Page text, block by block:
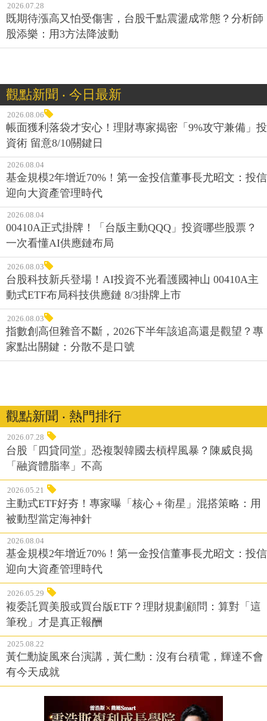
2026.07.28
既期待漲高又怕受傷害，台股千點震盪成常態？分析師
股添樂：用3方法降波動
觀點新聞 ‧ 今日最新
2026.08.06
帳面獲利落袋才安心！理財專家揭密「9%攻守兼備」投
資術 留意8/10關鍵日
2026.08.04
基金規模2年增近70%！第一金投信董事長尤昭文：投信
迎向大資產管理時代
2026.08.04
00410A正式掛牌！「台版主動QQQ」投資哪些股票？
一次看懂AI供應鏈布局
2026.08.03
台股科技新兵登場！AI投資不光看護國神山 00410A主
動式ETF布局科技供應鏈 8/3掛牌上市
2026.08.03
指數創高但雜音不斷，2026下半年該追高還是觀望？專
家點出關鍵：分散不是口號
觀點新聞 ‧ 熱門排行
2026.07.28
台股「四貸同堂」恐複製韓國去槓桿風暴？陳威良揭
「融資體脂率」不高
2026.05.21
主動式ETF好夯！專家曝「核心＋衛星」混搭策略：用
被動型當定海神針
2026.08.04
基金規模2年增近70%！第一金投信董事長尤昭文：投信
迎向大資產管理時代
2026.05.29
複委託買美股或買台版ETF？理財規劃顧問：算對「這
筆稅」才是真正報酬
2025.08.22
黃仁勳旋風來台演講，黃仁勳：沒有台積電，輝達不會
有今天成就